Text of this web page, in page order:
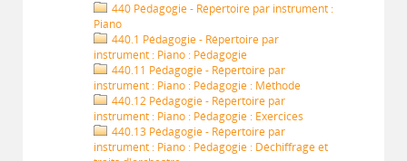
440 Pédagogie - Répertoire par instrument :
Piano
440.1 Pédagogie - Répertoire par
instrument : Piano : Pédagogie
440.11 Pédagogie - Répertoire par
instrument : Piano : Pédagogie : Méthode
440.12 Pédagogie - Répertoire par
instrument : Piano : Pédagogie : Exercices
440.13 Pédagogie - Répertoire par
instrument : Piano : Pédagogie : Déchiffrage et